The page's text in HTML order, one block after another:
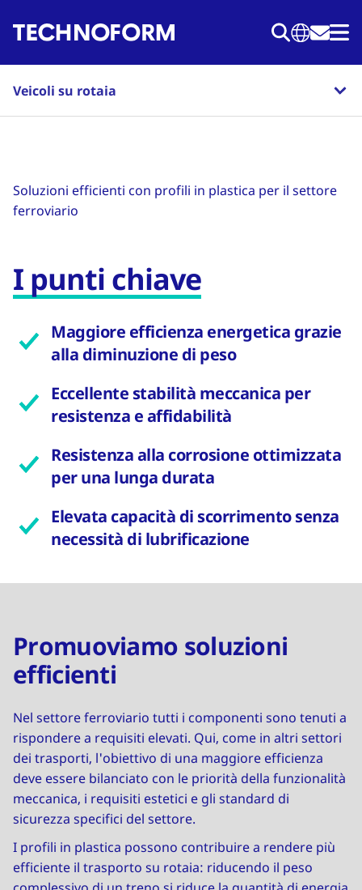
Veicoli su rotaia
Soluzioni efficienti con profili in plastica per il settore
ferroviario
I punti chiave
Maggiore efficienza energetica grazie
alla diminuzione di peso
Eccellente stabilità meccanica per
resistenza e affidabilità
Resistenza alla corrosione ottimizzata
per una lunga durata
Elevata capacità di scorrimento senza
necessità di lubrificazione
Promuoviamo soluzioni
efficienti
Nel settore ferroviario tutti i componenti sono tenuti a
rispondere a requisiti elevati. Qui, come in altri settori
dei trasporti, l'obiettivo di una maggiore efficienza
deve essere bilanciato con le priorità della funzionalità
meccanica, i requisiti estetici e gli standard di
sicurezza specifici del settore.
I profili in plastica possono contribuire a rendere più
efficiente il trasporto su rotaia: riducendo il peso